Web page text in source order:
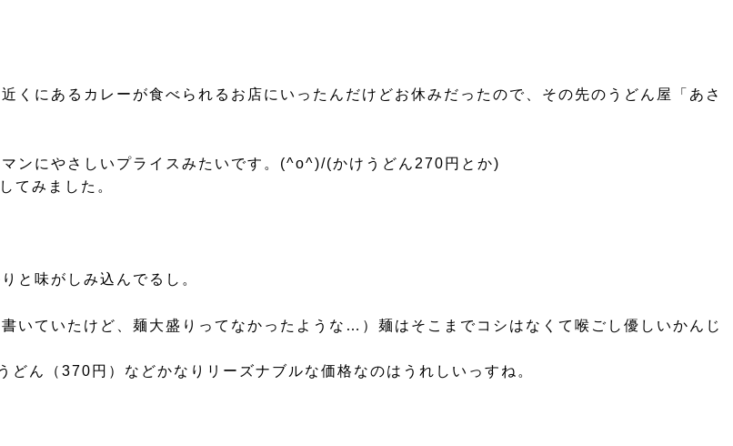
くにあるカレーが食べられるお店にいったんだけどお休みだったので、その先のうどん屋「あさ
ンにやさしいプライスみたいです。(^o^)/(かけうどん270円とか)
てみました。
と味がしみ込んでるし。
いていたけど、麺大盛りってなかったような…）麺はそこまでコシはなくて喉ごし優しいかんじ
ん（370円）などかなりリーズナブルな価格なのはうれしいっすね。